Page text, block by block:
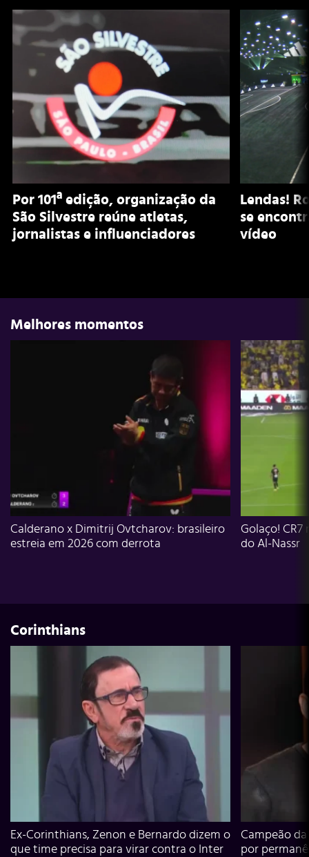
Por 101ª edição, organização da
São Silvestre reúne atletas,
jornalistas e influenciadores
Lendas!
se
vídeo
Melhores momentos
Calderano x Dimitrij Ovtcharov: brasileiro
estreia em 2026 com derrota
Golaço!
do Al-Nassr
Corinthians
Ex-Corinthians, Zenon e Bernardo dizem o
que time precisa para virar contra o Inter
Campeão
por